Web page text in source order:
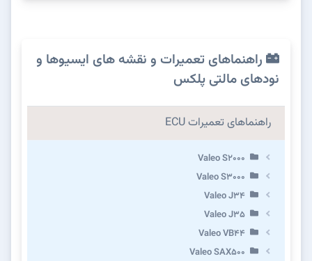
راهنماهای تعمیرات و نقشه های ایسیوها و
نودهای مالتی پلکس
راهنماهای تعمیرات ECU
Valeo S2000
Valeo S3000
Valeo J34
Valeo J35
Valeo VB44
Valeo SAX500